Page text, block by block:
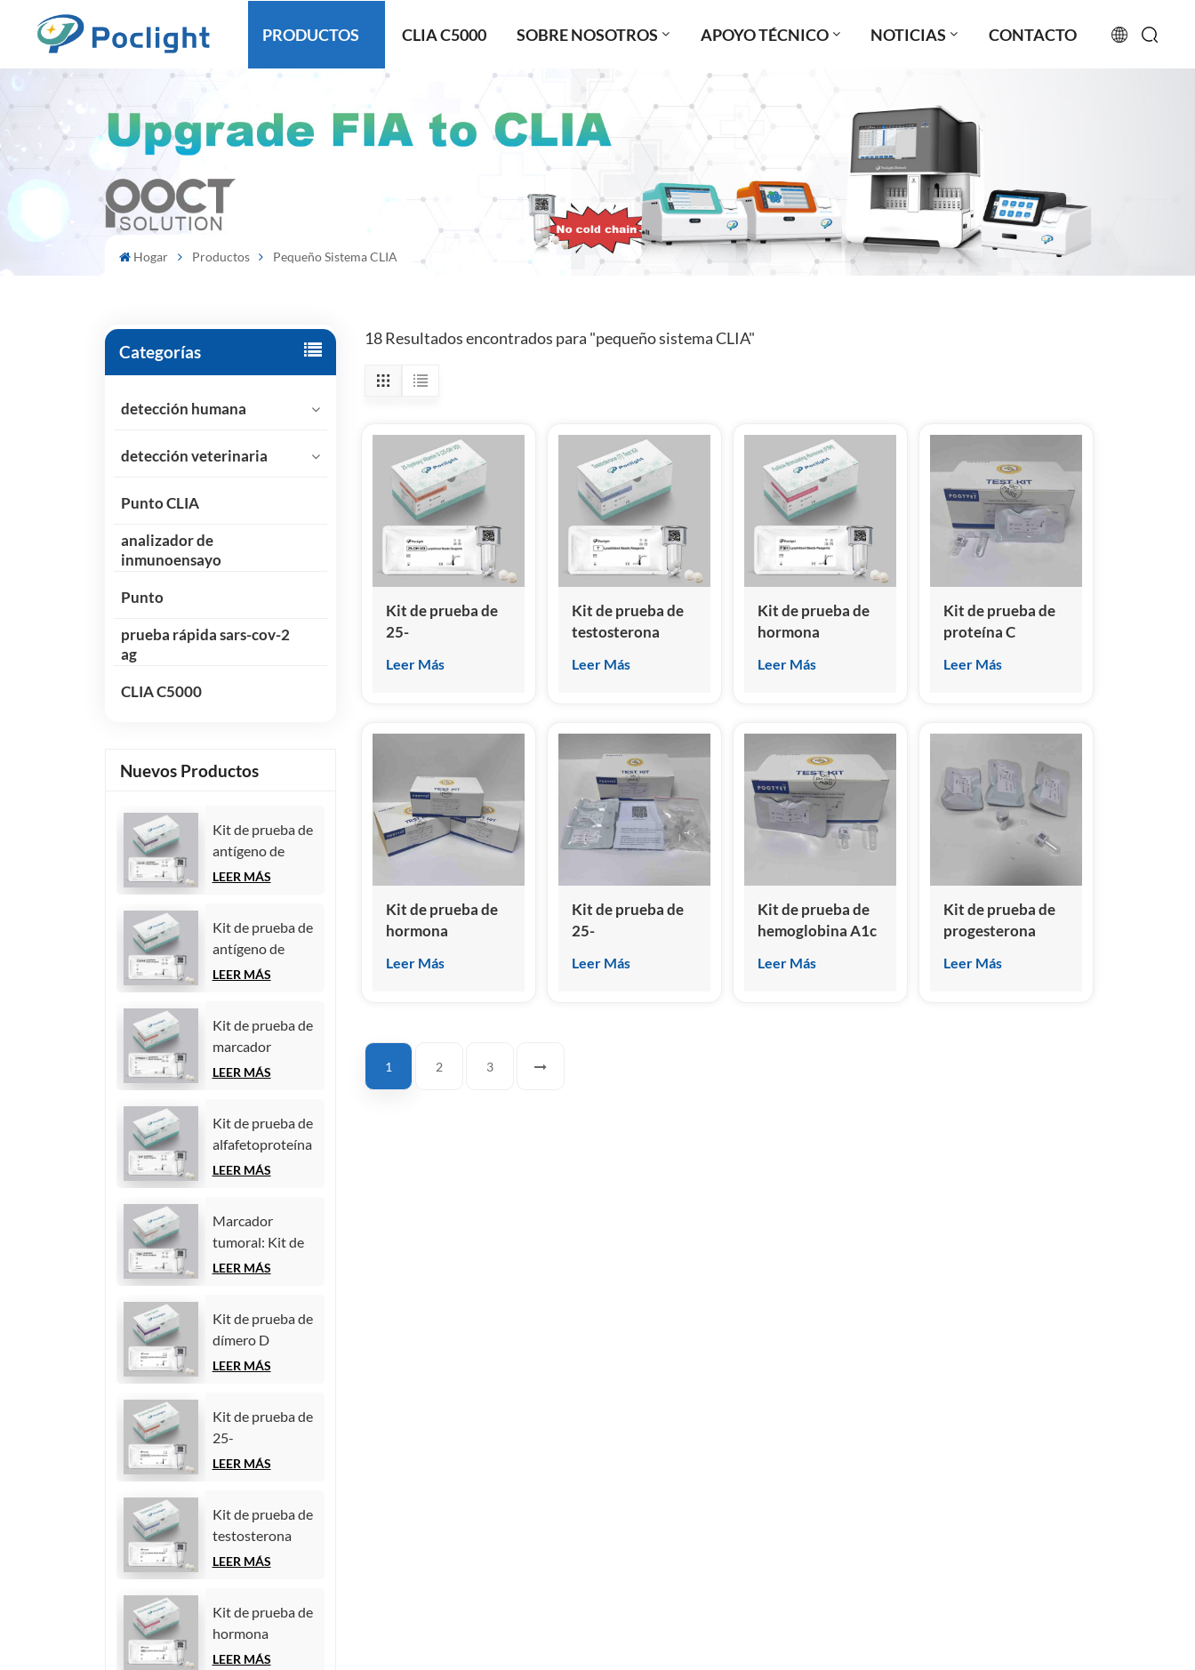
PRODUCTOS CLIA C5000 SOBRE NOSOTROS APOYO TÉCNICO NOTICIAS CONTACTO
русский
español
Indonesia
Hogar Productos Pequeño Sistema CLIA
Categorías
detección humana
detección veterinaria
Punto CLIA
analizador de
inmunoensayo
Punto
prueba rápida sars-cov-2
ag
CLIA C5000
Nuevos Productos
Kit de prueba de
antígeno de
carbohidratos
de
quimioluminiscencia
homogénea)
LEER MÁS
Kit de prueba de
antígeno de
carbohidratos
de
quimioluminiscencia
homogénea)
LEER MÁS
Kit de prueba de
marcador
tumoral
citoqueratina 19)
(inmunoensayo
de
homogénea)
LEER MÁS
Kit de prueba de
alfafetoproteína
(AFP) (marcador
de
quimioluminiscencia
homogénea)
LEER MÁS
Marcador
tumoral: Kit de
prueba de
(CEA)
(inmunoensayo
de
homogénea)
LEER MÁS
Kit de prueba de
dímero D
(inmunoensayo
homogénea)
LEER MÁS
Kit de prueba de
25-
hidroxivitamina
de
quimioluminiscencia
homogénea))
LEER MÁS
Kit de prueba de
testosterona
(inmunoensayo
LEER MÁS
Kit de prueba de
hormona
estimulante del
LEER MÁS
18 Resultados encontrados para "pequeño sistema CLIA"
Kit de prueba de
25-
(inmunoensayo de
Leer Más
Kit de prueba de
testosterona
quimioluminiscencia)
Leer Más
Kit de prueba de
hormona
folículo (FSH)
Leer Más
Kit de prueba de
proteína C
(cCRP)
Leer Más
Kit de prueba de
hormona
tiroides canina
homogénea)
Leer Más
Kit de prueba de
25-
(A-VD) canina y
Leer Más
Kit de prueba de
hemoglobina A1c
y felina
Leer Más
Kit de prueba de
progesterona
Prog)
Leer Más
1 2 3